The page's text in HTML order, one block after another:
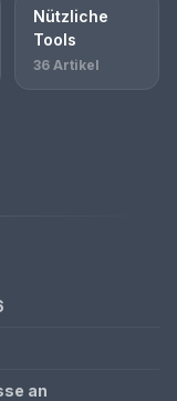
Nützliche
Tools
36 Artikel
an